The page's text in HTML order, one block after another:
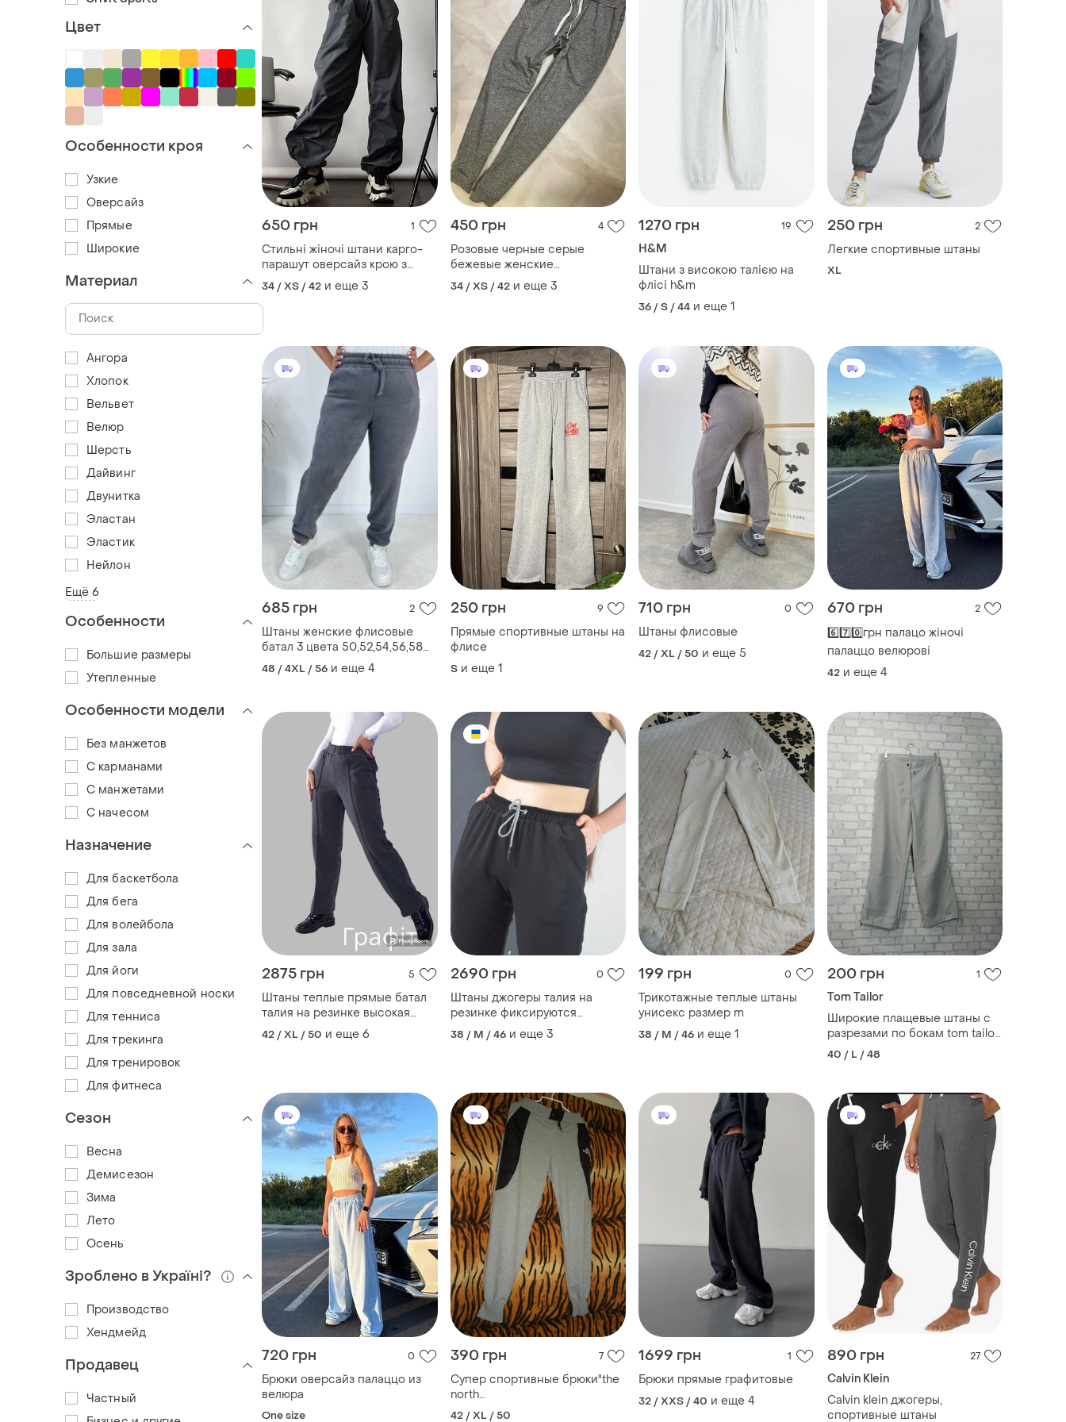
650 грн 1
Стильні жіночі штани карго-
парашут оверсайз крою з
високою посадкою по талії та
низу на кулісці
34 / XS / 42 и еще 3
450 грн 4
Розовые черные серые
бежевые женские
спортивные штаны женские
на резинке
34 / XS / 42 и еще 3
1270 грн 19
H&M
Штани з високою талією на
флісі h&m
36 / S / 44 и еще 1
250 грн 2
Легкие спортивные штаны
XL
685 грн 2
Штаны женские флисовые
батал 3 цвета 50,52,54,56,58
av871-590aве
48 / 4XL / 56 и еще 4
250 грн 9
Прямые спортивные штаны на
флисе
S и еще 1
710 грн 0
Штаны флисовые
42 / XL / 50 и еще 5
670 грн 2
6️⃣7️⃣0️⃣грн палацо жіночі
палаццо велюрові
42 и еще 4
2875 грн 5
Штаны теплые прямые батал
талия на резинке высокая
посадка боковые карманы
спереди стрелочки ткань
42 / XL / 50 и еще 6
2690 грн 0
Штаны джогеры талия на
резинке фиксируются
шнурком высокая посадка
боковые карманы низ
38 / M / 46 и еще 3
199 грн 0
Трикотажные теплые штаны
унисекс размер m
38 / M / 46 и еще 1
200 грн 1
Tom Tailor
Широкие плащевые штаны с
разрезами по бокам tom tailor
48 р
40 / L / 48
720 грн 0
Брюки оверсайз палаццо из
велюра
One size
390 грн 7
Супер спортивные брюки"the
north
face"р.xl,турция,100%коттон.
42 / XL / 50
1699 грн 1
Брюки прямые графитовые
32 / XXS / 40 и еще 4
890 грн 27
Calvin Klein
Calvin klein джогеры,
cпортивные штаны
Цвет
Особенности кроя
Узкие
Оверсайз
Прямые
Широкие
Материал
Ангора
Хлопок
Вельвет
Велюр
Шерсть
Дайвинг
Двунитка
Эластан
Эластик
Нейлон
Ещё 6
Особенности
Большие размеры
Утепленные
Особенности модели
Без манжетов
С карманами
С манжетами
С начесом
Назначение
Для баскетбола
Для бега
Для волейбола
Для зала
Для йоги
Для повседневной носки
Для тенниса
Для трекинга
Для тренировок
Для фитнеса
Сезон
Весна
Демисезон
Зима
Лето
Осень
Зроблено в Україні?
Производство
Хендмейд
Продавец
Частный